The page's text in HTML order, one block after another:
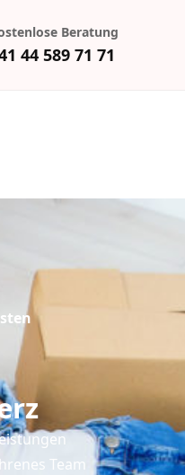
Beratung
44 589 71 71
Team